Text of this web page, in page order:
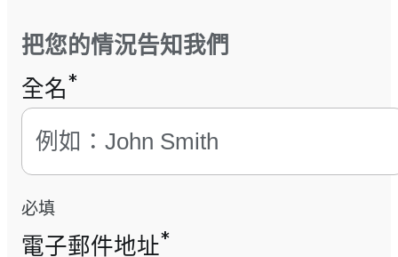
把您的情況告知我們
全名*
必填
電子郵件地址*